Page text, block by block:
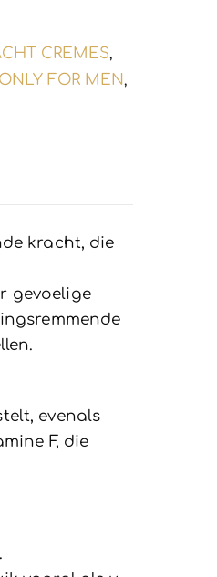
CREMES,
ONLY FOR MEN,
kracht, die
gevoelige
evenals
F, die